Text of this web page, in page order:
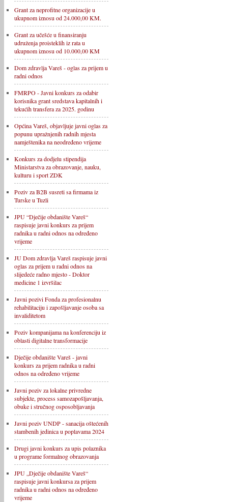
Grant za neprofitne organizacije u
ukupnom iznosu od 24.000,00 KM.
Grant za učešće u finansiranju
udruženja proisteklih iz rata u
ukupnom iznosu od 10.000,00 KM
Dom zdravlja Vareš - oglas za prijem u
radni odnos
FMRPO - Javni konkurs za odabir
korisnika grant sredstava kapitalnih i
tekućih transfera za 2025. godinu
Općina Vareš, objavljuje javni oglas za
popunu upražnjenih radnih mjesta
namještenika na neodređeno vrijeme
Konkurs za dodjelu stipendija
Ministarstva za obrazovanje, nauku,
kulturu i sport ZDK
Poziv za B2B susreti sa firmama iz
Turske u Tuzli
JPU “Dječije obdanište Vareš“
raspisuje javni konkurs za prijem
radnika u radni odnos na određeno
vrijeme
JU Dom zdravlja Vareš raspisuje javni
oglas za prijem u radni odnos na
slijedeće radno mjesto - Doktor
medicine 1 izvršilac
Javni pozivi Fonda za profesionalnu
rehabilitaciju i zapošljavanje osoba sa
invaliditetom
Poziv kompanijama na konferenciju iz
oblasti digitalne transformacije
Dječije obdanište Vareš - javni
konkurs za prijem radnika u radni
odnos na određeno vrijeme
Javni poziv za lokalne privredne
subjekte, process samozapošljavanja,
obuke i stručnog osposobljavanja
Javni poziv UNDP - sanacija oštećenih
stambenih jedinica u poplavama 2024
Drugi javni konkurs za upis polaznika
u programe formalnog obrazovanja
JPU „Dječije obdanište Vareš“
raspisuje javni konkursa za prijem
radnika u radni odnos na određeno
vrijeme